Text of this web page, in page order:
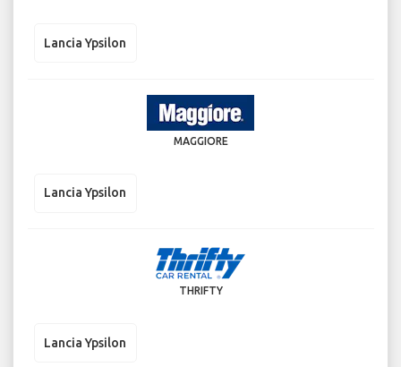
Lancia Ypsilon
MAGGIORE
Lancia Ypsilon
THRIFTY
Lancia Ypsilon